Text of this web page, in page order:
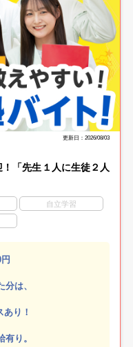
更新日：2026/08/03
「先生１人に生徒２人
自立学習
は、
り！
り。